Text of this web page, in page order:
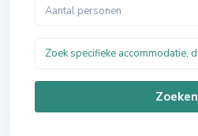
Aantal personen
Zoeken